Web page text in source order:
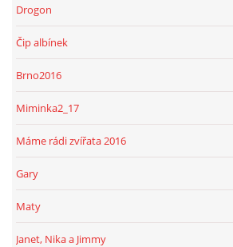
Drogon
Čip albínek
Brno2016
Miminka2_17
Máme rádi zvířata 2016
Gary
Maty
Janet, Nika a Jimmy